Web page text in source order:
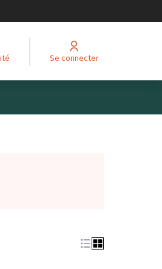
Se connecter